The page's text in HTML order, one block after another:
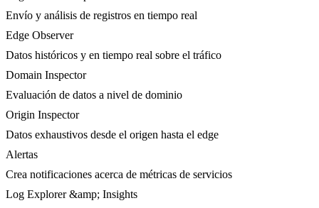
Envío y análisis de registros en tiempo real
Edge Observer
Datos históricos y en tiempo real sobre el tráfico
Domain Inspector
Evaluación de datos a nivel de dominio
Origin Inspector
Datos exhaustivos desde el origen hasta el edge
Alertas
Crea notificaciones acerca de métricas de servicios
Log Explorer &amp; Insights